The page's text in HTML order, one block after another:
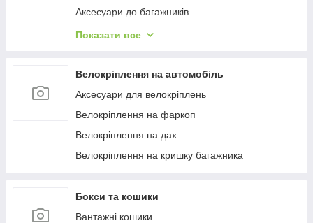
Аксесуари до багажників
Багажиці в штатне місце
Багажиці на інтегровані рейлінги
Багажники на водості
Показати все
Велокріплення на автомобіль
Аксесуари для велокріплень
Велокріплення на фаркоп
Велокріплення на дах
Велокріплення на кришку багажника
Бокси та кошики
Вантажні кошики